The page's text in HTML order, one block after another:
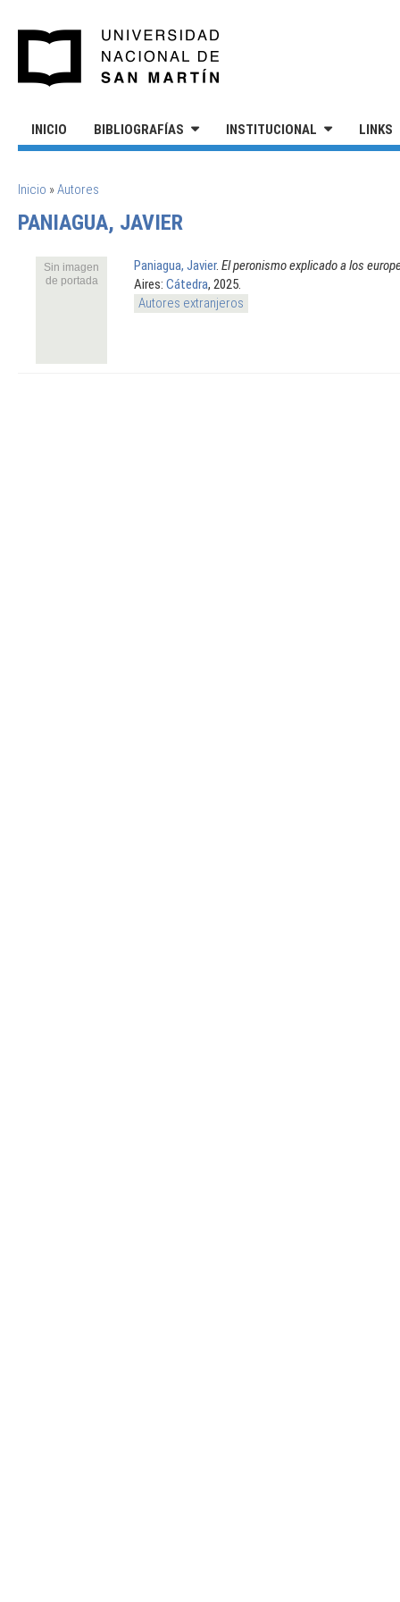
INICIO BIBLIOGRAFÍAS INSTITUCIONAL LINKS
SE ENCUENTRA USTED AQUÍ
Inicio »Autores
PANIAGUA, JAVIER
Sin imagen
de portada
Paniagua, Javier. El peronismo explicado a los
Aires: Cátedra, 2025.
Autores extranjeros